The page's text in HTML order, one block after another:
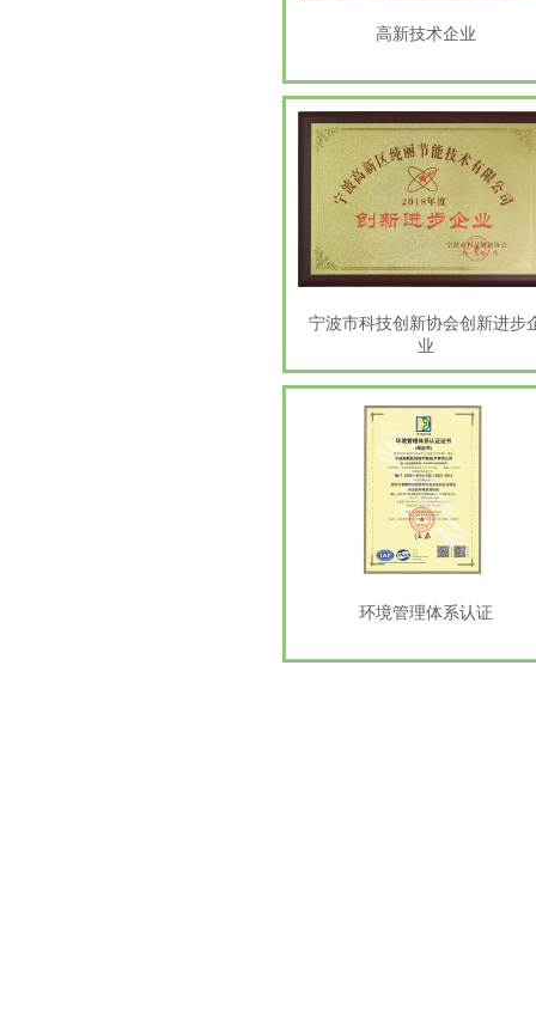
高新技术企业
宁波市科技创新协会创新进步
业
环境管理体系认证